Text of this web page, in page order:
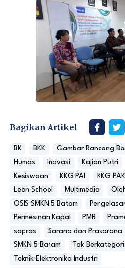
Bagikan Artikel
BK BKK Gambar Rancang
Humas
Inovasi Kajian Putri
Kesiswaan
KKG PAI KKG PAK
Lean School
Multimedia
OSIS SMKN 5 Batam
Permesinan Kapal
PMR
sapras
Sarana dan Prasarana
SMKN 5 Batam
Tak Berkategori
Teknik Elektronika Industri